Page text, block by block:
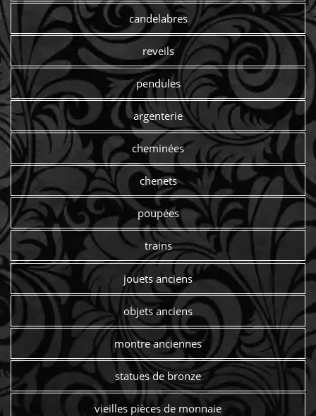
candelabres
reveils
pendules
argenterie
cheminées
chenets
poupées
trains
jouets anciens
objets anciens
montre anciennes
statues de bronze
vieilles pièces de monnaie